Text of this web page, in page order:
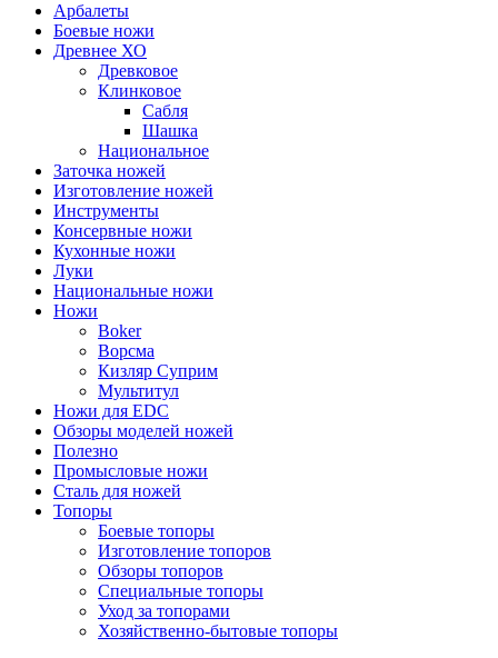
Арбалеты
Боевые ножи
Древнее ХО
Древковое
Клинковое
Сабля
Шашка
Национальное
Заточка ножей
Изготовление ножей
Инструменты
Консервные ножи
Кухонные ножи
Луки
Национальные ножи
Ножи
Boker
Ворсма
Кизляр Суприм
Мультитул
Ножи для EDC
Обзоры моделей ножей
Полезно
Промысловые ножи
Сталь для ножей
Топоры
Боевые топоры
Изготовление топоров
Обзоры топоров
Специальные топоры
Уход за топорами
Хозяйственно-бытовые топоры